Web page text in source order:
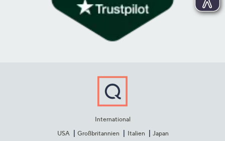
International
USA
Großbritannien Italien Japan